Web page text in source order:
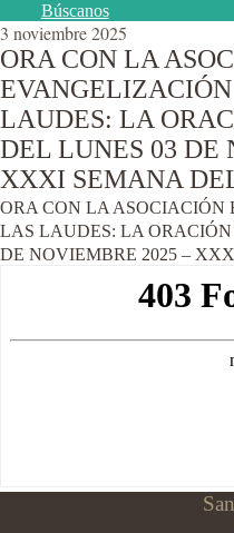
Búscanos
3 noviembre 2025
ORA CON LA
LAUDES: LA
DEL LUNES 03 DE
XXXI SEMANA
ORA CON LA ASOCIACIÓN
LAS LAUDES: LA
DE NOVIEMBRE 2025 –